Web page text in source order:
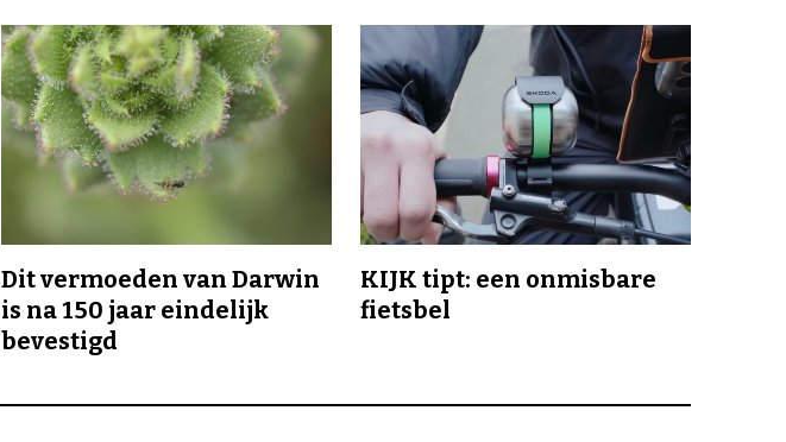
Dit vermoeden van Darwin
is na 150 jaar eindelijk
bevestigd
KIJK tipt: een onmisbare
fietsbel